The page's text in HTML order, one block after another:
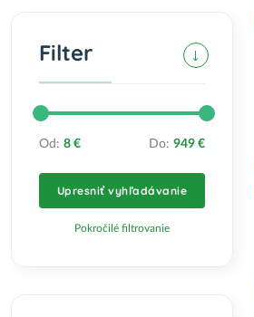
Filter
Od: 8 € Do: 949 €
Upresniť vyhľadávanie
Pokročilé filtrovanie